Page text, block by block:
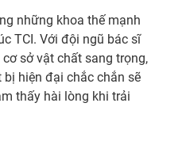
những khoa thế mạnh
TCI. Với đội ngũ bác sĩ
sở vật chất sang trọng,
hiện đại chắc chắn sẽ
thấy hài lòng khi trải